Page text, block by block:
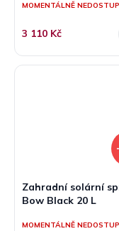
MOMENTÁLNĚ
3 110 Kč
Zahradní solární
Bow Black 20 L
MOMENTÁLNĚ